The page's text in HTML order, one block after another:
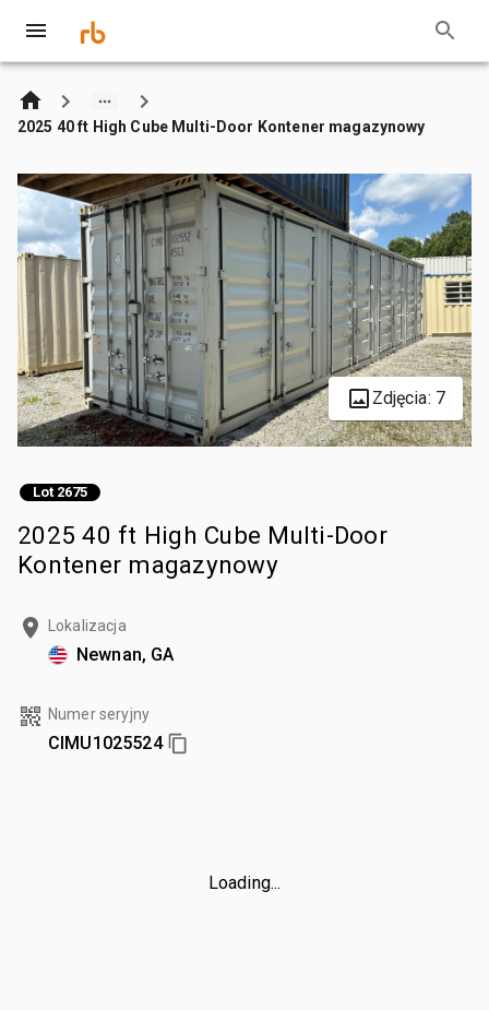
2025 40 ft High Cube Multi-Door Kontener magazynowy
Zdjęcia: 7
Lot 2675
2025 40 ft High Cube Multi-Door
Kontener magazynowy
Lokalizacja
Newnan, GA
Numer seryjny
CIMU1025524
Loading...